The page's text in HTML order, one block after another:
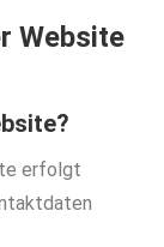
Website
erfolgt